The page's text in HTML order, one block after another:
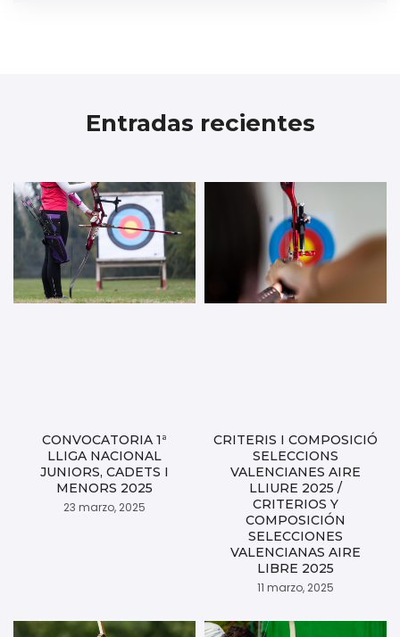
Entradas recientes
CONVOCATORIA 1ª
LLIGA NACIONAL
JUNIORS, CADETS I
MENORS 2025
23 marzo, 2025
CRITERIS I COMPOSICIÓ
SELECCIONS
VALENCIANES AIRE
LLIURE 2025 /
CRITERIOS Y
COMPOSICIÓN
SELECCIONES
VALENCIANAS AIRE
LIBRE 2025
11 marzo, 2025